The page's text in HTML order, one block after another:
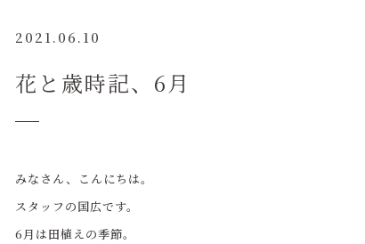
2021.06.10
花と歳時記、6月
みなさん、こんにちは。
スタッフの国広です。
6月は田植えの季節。